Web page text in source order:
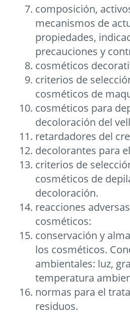
composición,
mecanismos de
propiedades,
precauciones y
cosméticos
criterios de
cosméticos de
cosméticos para
decoloración del
retardadores del
decolorantes para
criterios de
cosméticos de
decoloración.
reacciones
cosméticos:
conservación y
los cosméticos.
ambientales: luz,
temperatura
normas para el
residuos.